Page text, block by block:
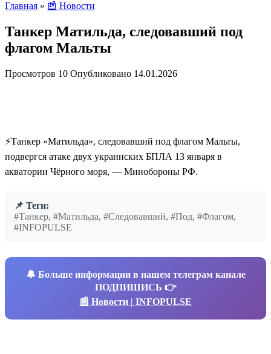
Главная » 📰 Новости
Танкер Матильда, следовавший под
флагом Мальты
Просмотров 10 Опубликовано 14.01.2026
⚡️Танкер «Матильда», следовавший под флагом Мальты,
подвергся атаке двух украинских БПЛА 13 января в
акватории Чёрного моря, — Минобороны РФ.
📌 Теги:
#Танкер, #Матильда, #Следовавший, #Под, #Флагом,
#INFOPULSE
🔔 Больше информации в нашем телеграм канале
ПОДПИШИСЬ 👉
📰 Новости | INFOPULSE